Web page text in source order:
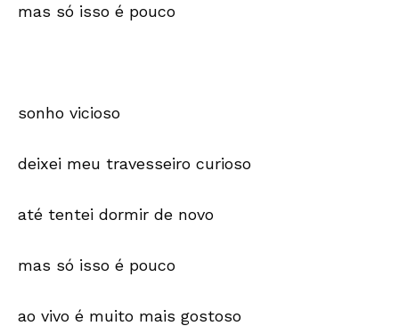
mas só isso é pouco
sonho vicioso
deixei meu travesseiro curioso
até tentei dormir de novo
mas só isso é pouco
ao vivo é muito mais gostoso